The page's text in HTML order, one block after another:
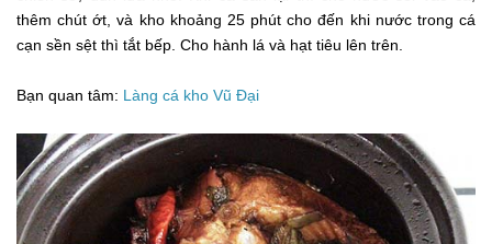
thêm chút ớt, và kho khoảng 25 phút cho đến khi nước trong cá
cạn sền sệt thì tắt bếp. Cho hành lá và hạt tiêu lên trên.
Bạn quan tâm: Làng cá kho Vũ Đại